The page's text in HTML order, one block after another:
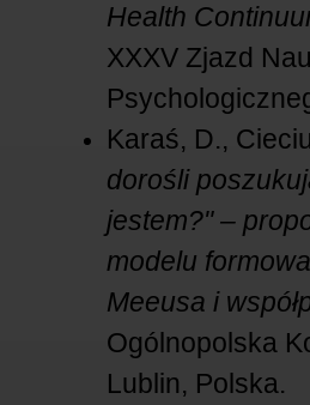
Health
XXXV Zjazd
Karaś, D.,
dorośli
jestem?" –
modelu
Meeusa i
Ogólnopolska
Lublin, Polska.